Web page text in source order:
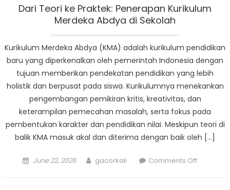
The
Sekolah
Abdya
Dari Teori ke Praktek: Penerapan Kurikulum
Merdeka Abdya di Sekolah
Kurikulum Merdeka Abdya (KMA) adalah kurikulum pendidikan
baru yang diperkenalkan oleh pemerintah Indonesia dengan
tujuan memberikan pendekatan pendidikan yang lebih
holistik dan berpusat pada siswa. Kurikulumnya menekankan
pengembangan pemikiran kritis, kreativitas, dan
keterampilan pemecahan masalah, serta fokus pada
pembentukan karakter dan pendidikan nilai. Meskipun teori di
balik KMA masuk akal dan diterima dengan baik oleh […]
Posted
June 22, 2026 Author
gacorkali Comments Offon